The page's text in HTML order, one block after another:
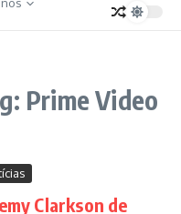
Prime Video
Clarkson de